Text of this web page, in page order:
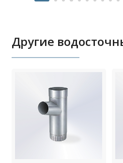
Другие